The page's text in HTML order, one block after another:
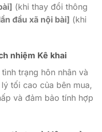
(khi thay đổi thông
đầu xã nội bài] (khi
nhiệm Kê khai
trạng hôn nhân và
tối cao của bên mua,
và đảm bảo tính hợp